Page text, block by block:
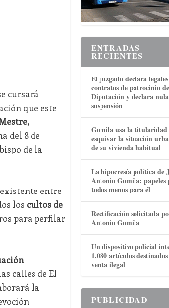
cursará
que este
del 8 de
de la
entre
los cultos de
para perfilar
calles de El
la
ENTRADAS
RECIENTES
El juzgado declara
contratos de patrocinio de
Diputación y declara
suspensión
Gomila usa la titularidad
esquivar la situación
de su vivienda habitual
La hipocresía política de
Antonio Gomila: papeles
todos menos para él
Rectificación solicitada
Antonio Gomila
Un dispositivo policial
1.080 artículos
venta ilegal
PUBLICIDAD